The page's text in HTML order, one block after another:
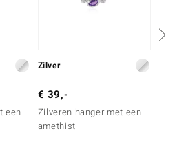
een
Zilver
€ 39,-
Zilveren hanger met een
amethist